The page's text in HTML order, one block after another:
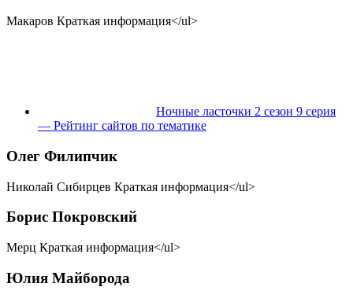
Макаров Краткая информация</ul>
Ночные ласточки 2 сезон 9 серия
— Рейтинг сайтов по тематике
Олег Филипчик
Николай Сибирцев Краткая информация</ul>
Борис Покровский
Мерц Краткая информация</ul>
Юлия Майборода